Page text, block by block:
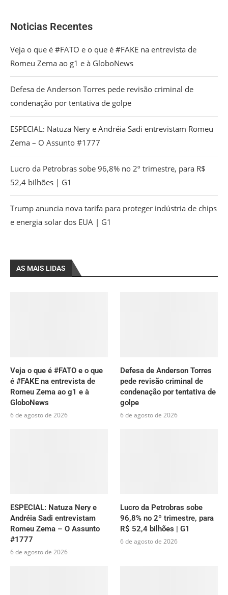
Noticias Recentes
Veja o que é #FATO e o que é #FAKE na entrevista de
Romeu Zema ao g1 e à GloboNews
Defesa de Anderson Torres pede revisão criminal de
condenação por tentativa de golpe
ESPECIAL: Natuza Nery e Andréia Sadi entrevistam Romeu
Zema – O Assunto #1777
Lucro da Petrobras sobe 96,8% no 2º trimestre, para R$
52,4 bilhões | G1
Trump anuncia nova tarifa para proteger indústria de chips
e energia solar dos EUA | G1
AS MAIS LIDAS
Veja o que é #FATO e o que
é #FAKE na entrevista de
Romeu Zema ao g1 e à
GloboNews
6 de agosto de 2026
Defesa de Anderson Torres
pede revisão criminal de
condenação por tentativa de
golpe
6 de agosto de 2026
ESPECIAL: Natuza Nery e
Andréia Sadi entrevistam
Romeu Zema – O Assunto
#1777
6 de agosto de 2026
Lucro da Petrobras sobe
96,8% no 2º trimestre, para
R$ 52,4 bilhões | G1
6 de agosto de 2026